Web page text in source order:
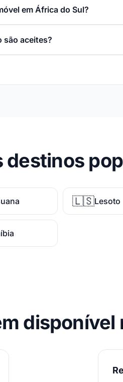
em África do Sul?
são aceites?
destinos
🇱🇸Lesoto
disponível